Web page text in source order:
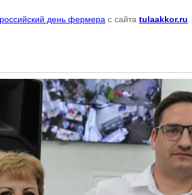
день фермера с сайта tulaakkor.ru